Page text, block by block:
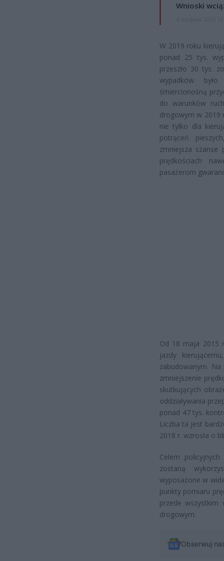
Wnioski
W 2019 roku
ponad 25 tys.
przeszło 30 tys.
wypadków
śmiercionośną
do warunków
drogowym w 2019
nie tylko dla
potrąceń
zmniejsza szanse
prędkościach
pasażerom
Od 18 maja 2015
jazdy
zabudowanym.
zmniejszenie
skutkujących
oddziaływania
ponad 47 tys.
Liczba ta jest
2018 r. wzrosła o
Celem
zostaną
wyposażone w
punkty pomiaru
przede wszystkim
drogowym.
Obserwuj